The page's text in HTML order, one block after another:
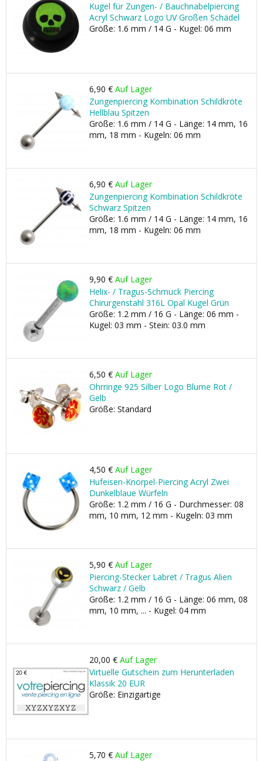
Kugel für Zungen- / Bauchnabelpiercing
Acryl Schwarz Logo UV Großen Schädel
Größe: 1.6 mm / 14 G - Kugel: 06 mm
6,90 € Auf Lager
Zungenpiercing Kombination Schildkröte
Hellblau Spitzen
Größe: 1.6 mm / 14 G - Länge: 14 mm, 16
mm, 18 mm - Kugeln: 06 mm
6,90 € Auf Lager
Zungenpiercing Kombination Schildkröte
Schwarz Spitzen
Größe: 1.6 mm / 14 G - Länge: 14 mm, 16
mm, 18 mm - Kugeln: 06 mm
9,90 € Auf Lager
Helix- / Tragus-Schmuck Piercing
Chirurgenstahl 316L Opal Kugel Grün
Größe: 1.2 mm / 16 G - Länge: 06 mm -
Kugel: 03 mm - Stein: 03.0 mm
6,50 € Auf Lager
Ohrringe 925 Silber Logo Blume Rot /
Gelb
Größe: Standard
4,50 € Auf Lager
Hufeisen-Knorpel-Piercing Acryl Zwei
Dunkelblaue Würfeln
Größe: 1.2 mm / 16 G - Durchmesser: 08
mm, 10 mm, 12 mm - Kugeln: 03 mm
5,90 € Auf Lager
Piercing-Stecker Labret / Tragus Alien
Schwarz / Gelb
Größe: 1.2 mm / 16 G - Länge: 06 mm, 08
mm, 10 mm, ... - Kugel: 04 mm
20,00 € Auf Lager
Virtuelle Gutschein zum Herunterladen
Klassik 20 EUR
Größe: Einzigartige
5,70 € Auf Lager